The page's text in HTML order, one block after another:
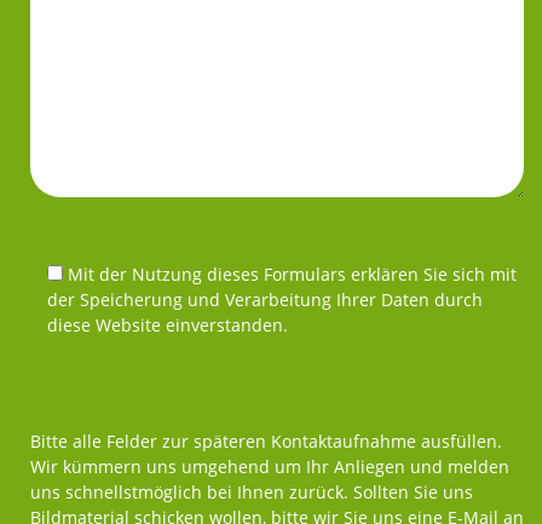
Mit der Nutzung dieses Formulars erklären Sie sich mit
der Speicherung und Verarbeitung Ihrer Daten durch
diese Website einverstanden.
Bitte alle Felder zur späteren Kontaktaufnahme ausfüllen.
Wir kümmern uns umgehend um Ihr Anliegen und melden
uns schnellstmöglich bei Ihnen zurück. Sollten Sie uns
Bildmaterial schicken wollen, bitte wir Sie uns eine E-Mail an